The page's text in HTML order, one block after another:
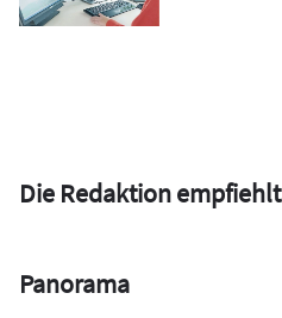
Die Redaktion empfiehlt
Panorama